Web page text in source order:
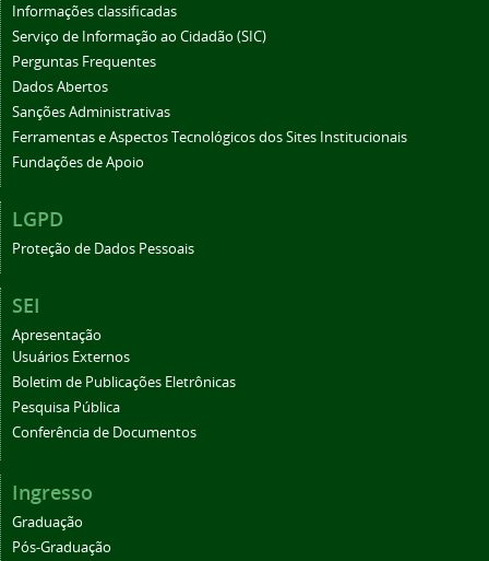
Informações classificadas
Serviço de Informação ao Cidadão (SIC)
Perguntas Frequentes
Dados Abertos
Sanções Administrativas
Ferramentas e Aspectos Tecnológicos dos Sites Institucionais
Fundações de Apoio
LGPD
Proteção de Dados Pessoais
SEI
Apresentação
Usuários Externos
Boletim de Publicações Eletrônicas
Pesquisa Pública
Conferência de Documentos
Ingresso
Graduação
Pós-Graduação